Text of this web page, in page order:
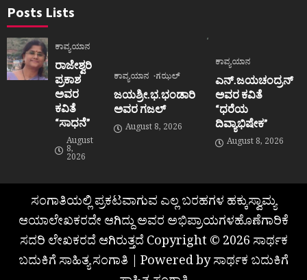
Posts Lists
ಕಾವ್ಯಯಾನ
ರಾಜೇಶ್ವರಿ
ಪ್ರಕಾಶ
ಅವರ
ಕವಿತೆ
“ಸಾಧನೆ”
August
8,
2026
ಕಾವ್ಯಯಾನ ಗಝಲ್
ಜಯಶ್ರೀ.ಭ.ಭಂಡಾರಿ
ಅವರ ಗಜಲ್
August 8, 2026
ಕಾವ್ಯಯಾನ
ಎನ್.ಜಯಚಂದ್ರನ್
ಅವರ ಕವಿತೆ
“ಧರೆಯ
ದಿವ್ಯಾಭಿಷೇಕ”
August 8, 2026
ಸಂಗಾತಿಯಲ್ಲಿ ಪ್ರಕಟವಾಗುವ ಎಲ್ಲ ಬರಹಗಳ ಹಕ್ಕುಸ್ವಾಮ್ಯ
ಆಯಾಲೇಖಕರದೇ ಆಗಿದ್ದು ಅವರ ಅಭಿಪ್ರಾಯಗಳಹೊಣೆಗಾರಿಕೆ
ಸದರಿ ಲೇಖಕರದೆ ಆಗಿರುತ್ತದೆ Copyright © 2026 ಸಾರ್ಥಕ
ಬದುಕಿಗೆ ಸಾಹಿತ್ಯ ಸಂಗಾತಿ | Powered by ಸಾರ್ಥಕ ಬದುಕಿಗೆ